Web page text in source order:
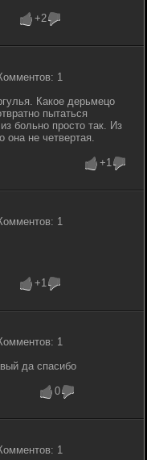
+2
1
Какое дерьмецо
пытаться
больно просто так. Из
она не четвертая.
+1
1
+1
1
да спасибо
0
1